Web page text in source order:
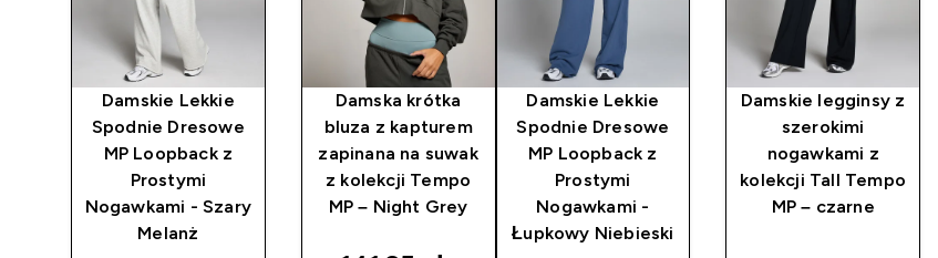
Damskie Lekkie
Spodnie Dresowe
MP Loopback z
Prostymi
Nogawkami - Szary
Melanż
Damska krótka
bluza z kapturem
zapinana na suwak
z kolekcji Tempo
MP – Night Grey
Damskie Lekkie
Spodnie Dresowe
MP Loopback z
Prostymi
Nogawkami -
Łupkowy Niebieski
Damskie legginsy z
szerokimi
nogawkami z
kolekcji Tall Tempo
MP – czarne